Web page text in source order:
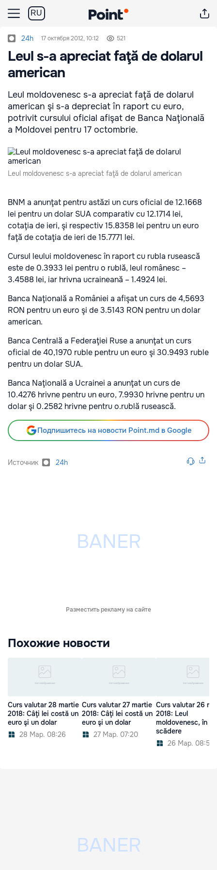
RU
24h 17 октября 2012, 10:12 521
Leul s-a apreciat faţă de dolarul
american
Leul moldovenesc s-a apreciat faţă de dolarul
american şi s-a depreciat în raport cu euro,
potrivit cursului oficial afişat de Banca Naţională
a Moldovei pentru 17 octombrie.
Leul moldovenesc s-a apreciat faţă de dolarul american
BNM a anunţat pentru astăzi un curs oficial de 12.1668
lei pentru un dolar SUA comparativ cu 12.1714 lei,
cotaţia de ieri, şi respectiv 15.8358 lei pentru un euro
faţă de cotaţia de ieri de 15.7771 lei.
Cursul leului moldovenesc în raport cu rubla rusească
este de 0.3933 lei pentru o rublă, leul românesc –
3.4588 lei, iar hrivna ucraineană – 1.4924 lei.
Banca Naţională a României a afişat un curs de 4,5693
RON pentru un euro şi de 3.5143 RON pentru un dolar
american.
Banca Centrală a Federaţiei Ruse a anunţat un curs
oficial de 40,1970 ruble pentru un euro şi 30.9493 ruble
pentru un dolar SUA.
Banca Naţională a Ucrainei a anunţat un curs de
10.4276 hrivne pentru un euro, 7.9930 hrivne pentru un
dolar şi 0.2582 hrivne pentru o.rublă rusească.
Подпишитесь на новости Point.md в Google
Источник 24h
Разместить рекламу на сайте
Похожие новости
Curs valutar 28 martie
2018: Câţi lei costă un
euro şi un dolar
28 Мар. 08:26
Curs valutar 27 martie
2018: Câţi lei costă un
euro şi un dolar
27 Мар. 07:20
Curs valutar 26
2018: Leul
moldovenesc, în
scădere
26 Мар. 08:59